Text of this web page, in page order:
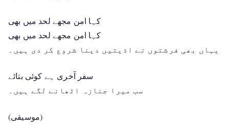
کہا امن مجھے لحد میں بھی
کہا امن مجھے لحد میں بھی
یہاں بھی فرشتوں نے اذیتیں دینا شروع کر دی ہیں۔
سفر آخری ہے کوئی بتائے
سب میرا جنازہ اٹھانے لگے ہیں۔
(موسیقی)